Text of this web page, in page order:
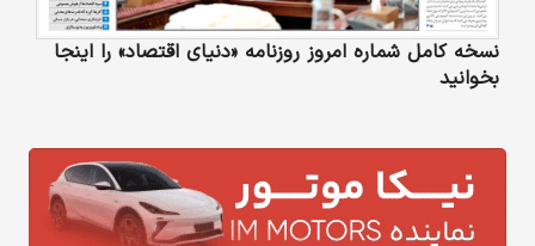
نسخه کامل شماره امروز روزنامه «دنیای‌ اقتصاد» را اینجا
بخوانید